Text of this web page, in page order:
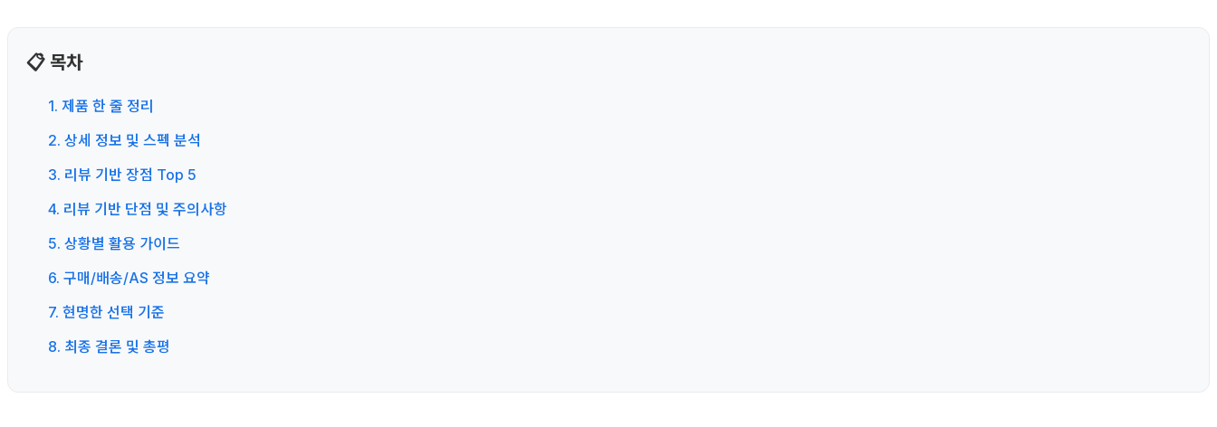
📋 목차
1. 제품 한 줄 정리
2. 상세 정보 및 스펙 분석
3. 리뷰 기반 장점 Top 5
4. 리뷰 기반 단점 및 주의사항
5. 상황별 활용 가이드
6. 구매/배송/AS 정보 요약
7. 현명한 선택 기준
8. 최종 결론 및 총평